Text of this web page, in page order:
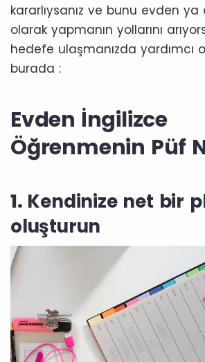
kararlıysanız ve bunu evden
olarak yapmanın yollarını
hedefe ulaşmanızda yardımcı
burada :
Evden İngilizce
Öğrenmenin Püf
1. Kendinize net bir
oluşturun